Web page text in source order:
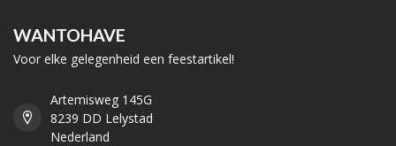
WANTOHAVE
Voor elke gelegenheid een feestartikel!
Artemisweg 145G
8239 DD Lelystad
Nederland